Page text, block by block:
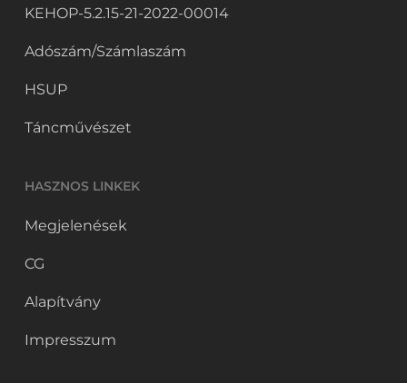
KEHOP-5.2.15-21-2022-00014
Adószám/Számlaszám
HSUP
Táncművészet
HASZNOS LINKEK
Megjelenések
CG
Alapítvány
Impresszum